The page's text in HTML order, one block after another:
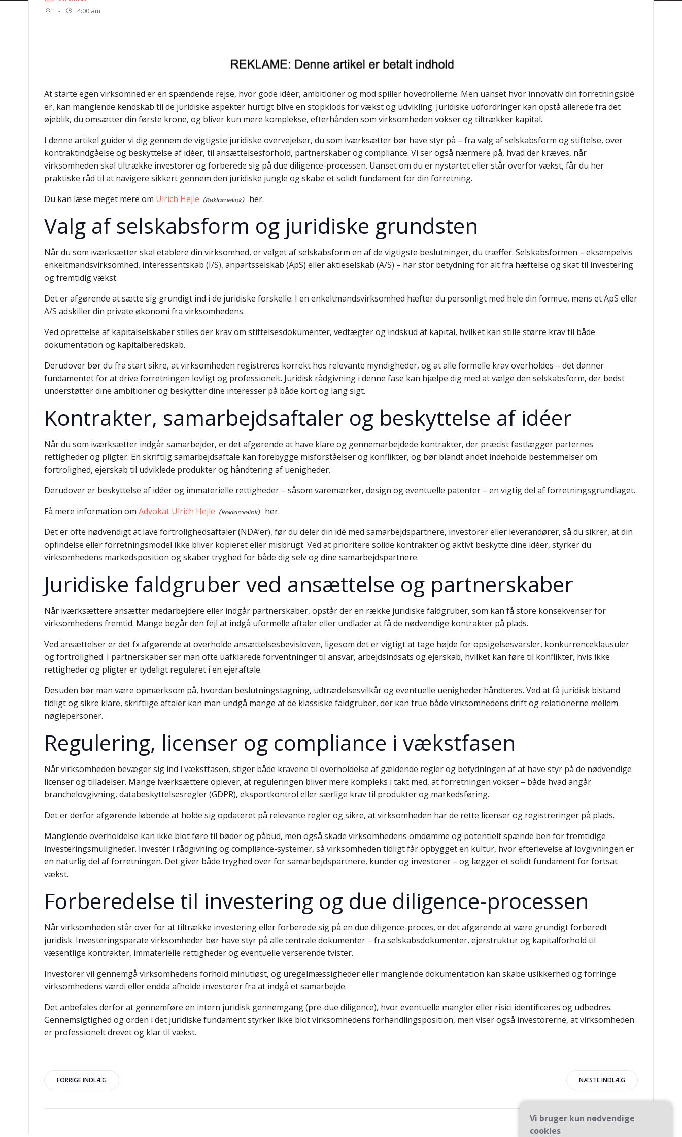
- 4:00 am
At starte egen virksomhed er en spændende rejse, hvor gode idéer, ambitioner og mod spiller hovedrollerne. Men uanset hvor innovativ din forretningsidé
er, kan manglende kendskab til de juridiske aspekter hurtigt blive en stopklods for vækst og udvikling. Juridiske udfordringer kan opstå allerede fra det
øjeblik, du omsætter din første krone, og bliver kun mere komplekse, efterhånden som virksomheden vokser og tiltrækker kapital.
I denne artikel guider vi dig gennem de vigtigste juridiske overvejelser, du som iværksætter bør have styr på – fra valg af selskabsform og stiftelse, over
kontraktindgåelse og beskyttelse af idéer, til ansættelsesforhold, partnerskaber og compliance. Vi ser også nærmere på, hvad der kræves, når
virksomheden skal tiltrække investorer og forberede sig på due diligence-processen. Uanset om du er nystartet eller står overfor vækst, får du her
praktiske råd til at navigere sikkert gennem den juridiske jungle og skabe et solidt fundament for din forretning.
Du kan læse meget mere om Ulrich Hejle her.
Valg af selskabsform og juridiske grundsten
Når du som iværksætter skal etablere din virksomhed, er valget af selskabsform en af de vigtigste beslutninger, du træffer. Selskabsformen – eksempelvis
enkeltmandsvirksomhed, interessentskab (I/S), anpartsselskab (ApS) eller aktieselskab (A/S) – har stor betydning for alt fra hæftelse og skat til investering
og fremtidig vækst.
Det er afgørende at sætte sig grundigt ind i de juridiske forskelle: I en enkeltmandsvirksomhed hæfter du personligt med hele din formue, mens et ApS eller
A/S adskiller din private økonomi fra virksomhedens.
Ved oprettelse af kapitalselskaber stilles der krav om stiftelsesdokumenter, vedtægter og indskud af kapital, hvilket kan stille større krav til både
dokumentation og kapitalberedskab.
Derudover bør du fra start sikre, at virksomheden registreres korrekt hos relevante myndigheder, og at alle formelle krav overholdes – det danner
fundamentet for at drive forretningen lovligt og professionelt. Juridisk rådgivning i denne fase kan hjælpe dig med at vælge den selskabsform, der bedst
understøtter dine ambitioner og beskytter dine interesser på både kort og lang sigt.
Kontrakter, samarbejdsaftaler og beskyttelse af idéer
Når du som iværksætter indgår samarbejder, er det afgørende at have klare og gennemarbejdede kontrakter, der præcist fastlægger parternes
rettigheder og pligter. En skriftlig samarbejdsaftale kan forebygge misforståelser og konflikter, og bør blandt andet indeholde bestemmelser om
fortrolighed, ejerskab til udviklede produkter og håndtering af uenigheder.
Derudover er beskyttelse af idéer og immaterielle rettigheder – såsom varemærker, design og eventuelle patenter – en vigtig del af forretningsgrundlaget.
Få mere information om Advokat Ulrich Hejle
her.
Det er ofte nødvendigt at lave fortrolighedsaftaler (NDA’er), før du deler din idé med samarbejdspartnere, investorer eller leverandører, så du sikrer, at din
opfindelse eller forretningsmodel ikke bliver kopieret eller misbrugt. Ved at prioritere solide kontrakter og aktivt beskytte dine idéer, styrker du
virksomhedens markedsposition og skaber tryghed for både dig selv og dine samarbejdspartnere.
Juridiske faldgruber ved ansættelse og partnerskaber
Når iværksættere ansætter medarbejdere eller indgår partnerskaber, opstår der en række juridiske faldgruber, som kan få store konsekvenser for
virksomhedens fremtid. Mange begår den fejl at indgå uformelle aftaler eller undlader at få de nødvendige kontrakter på plads.
Ved ansættelser er det fx afgørende at overholde ansættelsesbevisloven, ligesom det er vigtigt at tage højde for opsigelsesvarsler, konkurrenceklausuler
og fortrolighed. I partnerskaber ser man ofte uafklarede forventninger til ansvar, arbejdsindsats og ejerskab, hvilket kan føre til konflikter, hvis ikke
rettigheder og pligter er tydeligt reguleret i en ejeraftale.
Desuden bør man være opmærksom på, hvordan beslutningstagning, udtrædelsesvilkår og eventuelle uenigheder håndteres. Ved at få juridisk bistand
tidligt og sikre klare, skriftlige aftaler kan man undgå mange af de klassiske faldgruber, der kan true både virksomhedens drift og relationerne mellem
nøglepersoner.
Regulering, licenser og compliance i vækstfasen
Når virksomheden bevæger sig ind i vækstfasen, stiger både kravene til overholdelse af gældende regler og betydningen af at have styr på de nødvendige
licenser og tilladelser. Mange iværksættere oplever, at reguleringen bliver mere kompleks i takt med, at forretningen vokser – både hvad angår
branchelovgivning, databeskyttelsesregler (GDPR), eksportkontrol eller særlige krav til produkter og markedsføring.
Det er derfor afgørende løbende at holde sig opdateret på relevante regler og sikre, at virksomheden har de rette licenser og registreringer på plads.
Manglende overholdelse kan ikke blot føre til bøder og påbud, men også skade virksomhedens omdømme og potentielt spænde ben for fremtidige
investeringsmuligheder. Investér i rådgivning og compliance-systemer, så virksomheden tidligt får opbygget en kultur, hvor efterlevelse af lovgivningen er
en naturlig del af forretningen. Det giver både tryghed over for samarbejdspartnere, kunder og investorer – og lægger et solidt fundament for fortsat
vækst.
Forberedelse til investering og due diligence-processen
Når virksomheden står over for at tiltrække investering eller forberede sig på en due diligence-proces, er det afgørende at være grundigt forberedt
juridisk. Investeringsparate virksomheder bør have styr på alle centrale dokumenter – fra selskabsdokumenter, ejerstruktur og kapitalforhold til
væsentlige kontrakter, immaterielle rettigheder og eventuelle verserende tvister.
Investorer vil gennemgå virksomhedens forhold minutiøst, og uregelmæssigheder eller manglende dokumentation kan skabe usikkerhed og forringe
virksomhedens værdi eller endda afholde investorer fra at indgå et samarbejde.
Det anbefales derfor at gennemføre en intern juridisk gennemgang (pre-due diligence), hvor eventuelle mangler eller risici identificeres og udbedres.
Gennemsigtighed og orden i det juridiske fundament styrker ikke blot virksomhedens forhandlingsposition, men viser også investorerne, at virksomheden
er professionelt drevet og klar til vækst.
Indlægsnavigation
FORRIGE INDLÆG NÆSTE INDLÆG
Vi bruger kun nødvendige
cookies